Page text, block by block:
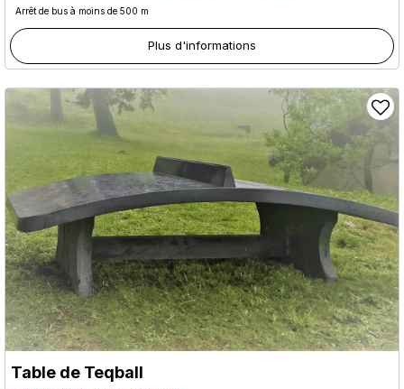
Arrêt de bus à moins de 500 m
Plus d'informations
Table de Teqball